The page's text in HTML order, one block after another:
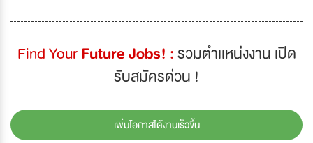
Find YourFuture Jobs! :รวมตำเเหน่งงาน เปิด
รับสมัครด่วน !
เพิ่มโอกาสได้งานเร็วขึ้น